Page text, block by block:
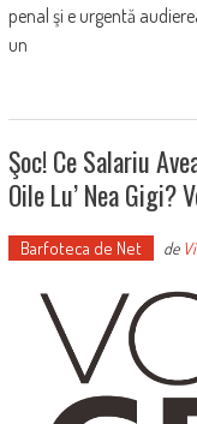
penal şi e urgentă
un
Şoc! Ce Salariu
Oile Lu’ Nea Gigi?
Barfoteca de Net de